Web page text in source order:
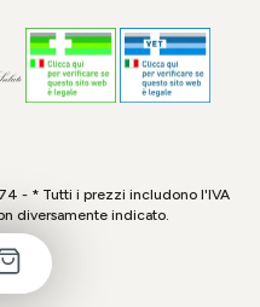
- * Tutti i prezzi includono l'IVA
diversamente indicato.